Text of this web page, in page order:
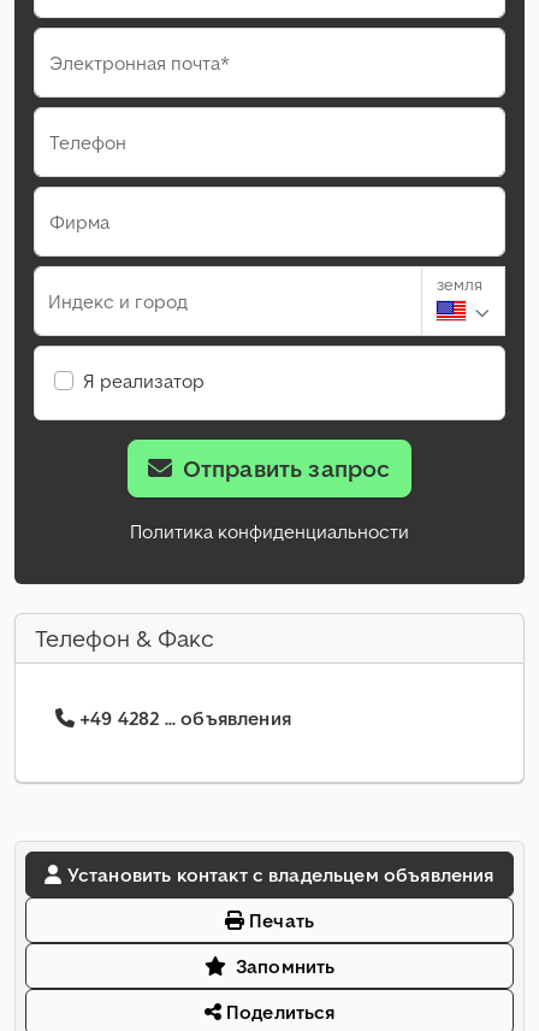
Электронная почта*
Телефон
Фирма
Индекс и город
земля
Я реализатор
Отправить запрос
Политика конфиденциальности
Телефон & Факс
+49 4282 ... объявления
Установить контакт с владельцем объявления
Печать
Запомнить
Поделиться